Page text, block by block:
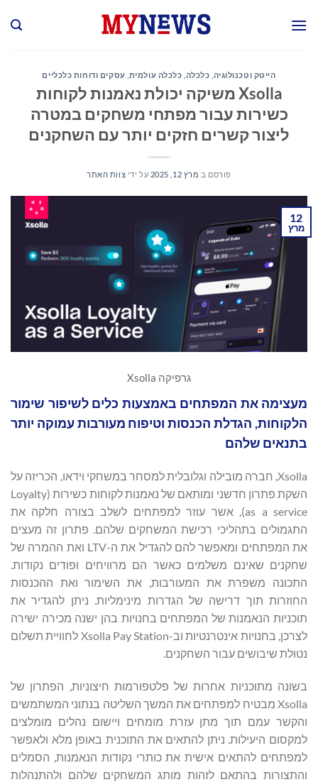
הייטק וטכנולוגיה כלכלה כלכלה עולמית עסקים ודוחות כלכליים
Xsolla משיקה יכולת נאמנות לקוחות
כשירות עבור מפתחי משחקים במטרה
ליצור קשרים חזקים יותר עם השחקנים
פורסם ב מרץ 12, 2025 על ידי צוות האתר
12
מרץ
גרפיקה Xsolla
מעצימה את המפתחים באמצעות כלים לשיפור שימור
הלקוחות, הגדלת הכנסות וטיפוח מעורבות עמוקה יותר
בתנאים שלהם
Xsolla, חברה מובילה וגלובלית למסחר במשחקי וידאו, הכריזה על
השקת פתרון חדשני ומותאם של נאמנות לקוחות כשירות (Loyalty
as a service), אשר עוזר למפתחים לשלב בצורה חלקה את
התגמולים בתהליכי רכישת המשחקים שלהם. פתרון זה מעצים
את המפתחים ומאפשר להם להגדיל את ה-LTV ואת ההמרה של
שחקנים שאינם משלמים כאשר הם מרוויחים ופודים נקודות.
התכונה משפרת את המעורבות, את השימור ואת ההכנסות
החוזרות תוך דרישה של הגדרות מינימליות. ניתן להגדיר את
תוכניות הנאמנות של המפתחים בחנויות בהן ישנה מכירה ישירה
לצרכן, בחנויות אינטרנטיות וב-Xsolla Pay Station לחוויית תשלום
נטולת שיבושים עבור השחקנים.
בשונה מתוכניות אחרות של פלטפורמות חיצוניות, הפתרון של
Xsolla מבטיח למפתחים את המשך השליטה בנתוני המשתמשים
והקשר עמם תוך מתן עזרת מומחים ויישום נהלים מומלצים
למקסום היעילות. ניתן להתאים את התוכנית באופן מלא ולאפשר
למפתחים להתאים אישית את כותרי נקודות הנאמנות, הסמלים
והתצורות בהתאם לזהות מותג המשחקים שלהם ולהתנהלות